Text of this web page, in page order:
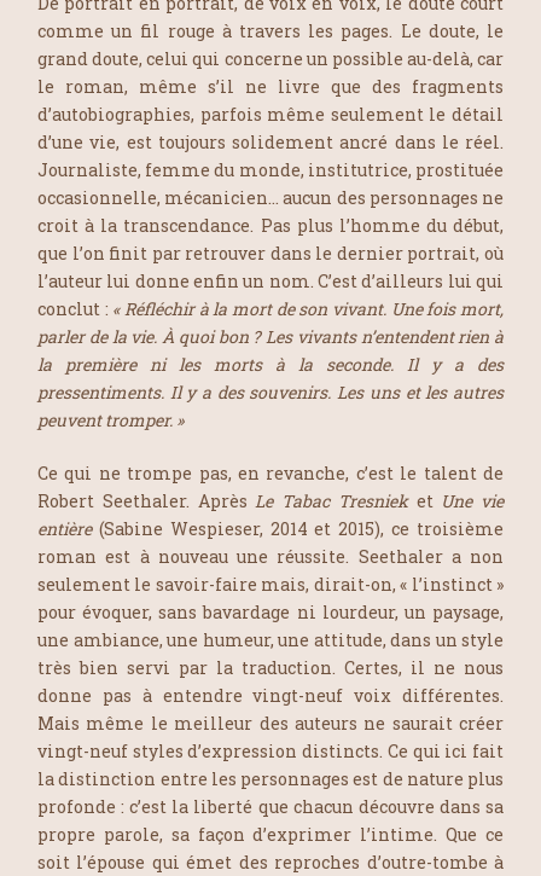
comme un fil rouge à travers les pages. Le doute, le
grand doute, celui qui concerne un possible au-delà, car
le roman, même s’il ne livre que des fragments
d’autobiographies, parfois même seulement le détail
d’une vie, est toujours solidement ancré dans le réel.
Journaliste, femme du monde, institutrice, prostituée
occasionnelle, mécanicien… aucun des personnages ne
croit à la transcendance. Pas plus l’homme du début,
que l’on finit par retrouver dans le dernier portrait, où
l’auteur lui donne enfin un nom. C’est d’ailleurs lui qui
conclut : « Réfléchir à la mort de son vivant. Une fois mort,
parler de la vie. À quoi bon ? Les vivants n’entendent rien à
la première ni les morts à la seconde. Il y a des
pressentiments. Il y a des souvenirs. Les uns et les autres
peuvent tromper. »
Ce qui ne trompe pas, en revanche, c’est le talent de
Robert Seethaler. Après Le Tabac Tresnieket Une vie
entière(Sabine Wespieser, 2014 et 2015), ce troisième
roman est à nouveau une réussite. Seethaler a non
seulement le savoir-faire mais, dirait-on, « l’instinct »
pour évoquer, sans bavardage ni lourdeur, un paysage,
une ambiance, une humeur, une attitude, dans un style
très bien servi par la traduction. Certes, il ne nous
donne pas à entendre vingt-neuf voix différentes.
Mais même le meilleur des auteurs ne saurait créer
vingt-neuf styles d’expression distincts. Ce qui ici fait
la distinction entre les personnages est de nature plus
profonde : c’est la liberté que chacun découvre dans sa
propre parole, sa façon d’exprimer l’intime. Que ce
soit l’épouse qui émet des reproches d’outre-tombe à